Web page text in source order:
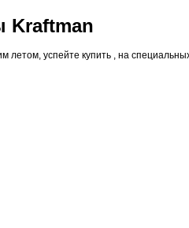
летом, успейте купить , на